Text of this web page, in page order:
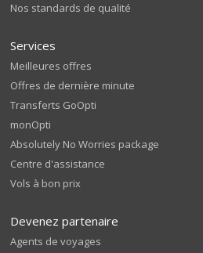
Nos standards de qualité
Services
Meilleures offres
Offres de dernière minute
Transferts GoOpti
monOpti
Absolutely No Worries package
Centre d'assistance
Vols à bon prix
Devenez partenaire
Agents de voyages